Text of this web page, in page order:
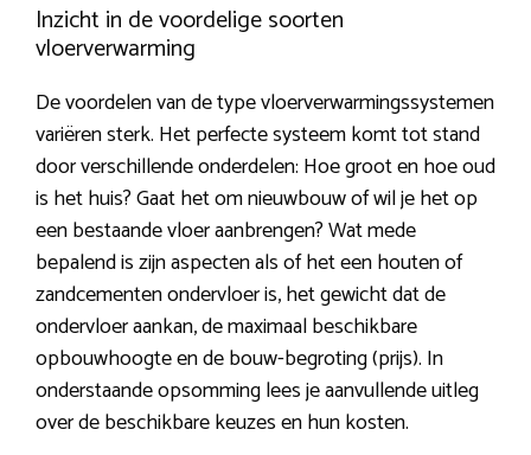
Inzicht in de voordelige soorten
vloerverwarming
De voordelen van de type vloerverwarmingssystemen
variëren sterk. Het perfecte systeem komt tot stand
door verschillende onderdelen: Hoe groot en hoe oud
is het huis? Gaat het om nieuwbouw of wil je het op
een bestaande vloer aanbrengen? Wat mede
bepalend is zijn aspecten als of het een houten of
zandcementen ondervloer is, het gewicht dat de
ondervloer aankan, de maximaal beschikbare
opbouwhoogte en de bouw-begroting (prijs). In
onderstaande opsomming lees je aanvullende uitleg
over de beschikbare keuzes en hun kosten.